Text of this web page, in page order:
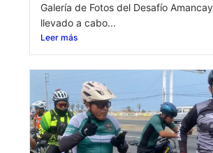
Galería de Fotos del Desafío
llevado a cabo...
Leer más